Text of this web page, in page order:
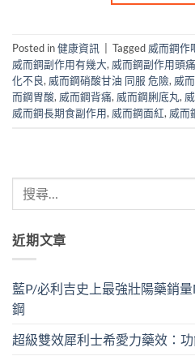
Posted in健康資訊 Tagged 威而鋼作
威而鋼副作用有幾大, 威而鋼副作用頭痛
化不良, 威而鋼硝酸甘油 同服 危險, 威
而鋼胃酸, 威而鋼背痛, 威而鋼脷底丸,
威而鋼長期食副作用, 威而鋼面紅, 威而
近期文章
藍P/必利吉史上最強壯陽藥銷
鋼
超級雙效犀利士希愛力藥效：